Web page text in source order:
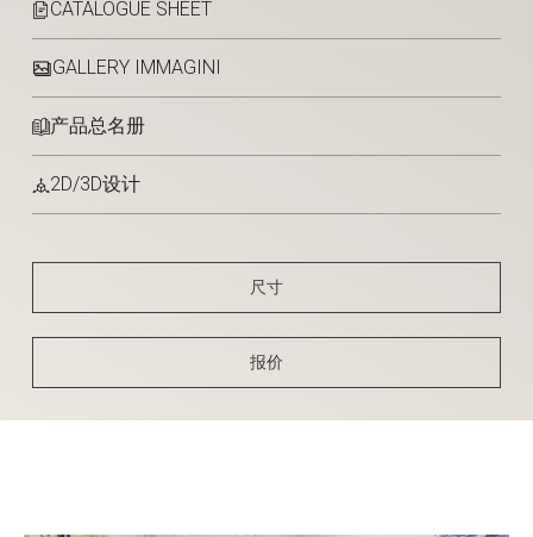
CATALOGUE SHEET
GALLERY IMMAGINI
产品总名册
2D/3D设计
尺寸
报价